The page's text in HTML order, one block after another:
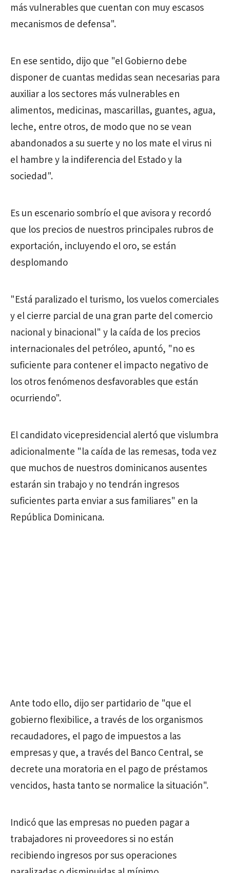
más vulnerables que cuentan con muy escasos
mecanismos de defensa".
En ese sentido, dijo que "el Gobierno debe
disponer de cuantas medidas sean necesarias para
auxiliar a los sectores más vulnerables en
alimentos, medicinas, mascarillas, guantes, agua,
leche, entre otros, de modo que no se vean
abandonados a su suerte y no los mate el virus ni
el hambre y la indiferencia del Estado y la
sociedad".
Es un escenario sombrío el que avisora y recordó
que los precios de nuestros principales rubros de
exportación, incluyendo el oro, se están
desplomando
"Está paralizado el turismo, los vuelos comerciales
y el cierre parcial de una gran parte del comercio
nacional y binacional" y la caída de los precios
internacionales del petróleo, apuntó, "no es
suficiente para contener el impacto negativo de
los otros fenómenos desfavorables que están
ocurriendo".
El candidato vicepresidencial alertó que vislumbra
adicionalmente "la caída de las remesas, toda vez
que muchos de nuestros dominicanos ausentes
estarán sin trabajo y no tendrán ingresos
suficientes parta enviar a sus familiares" en la
República Dominicana.
Ante todo ello, dijo ser partidario de "que el
gobierno flexibilice, a través de los organismos
recaudadores, el pago de impuestos a las
empresas y que, a través del Banco Central, se
decrete una moratoria en el pago de préstamos
vencidos, hasta tanto se normalice la situación".
Indicó que las empresas no pueden pagar a
trabajadores ni proveedores si no están
recibiendo ingresos por sus operaciones